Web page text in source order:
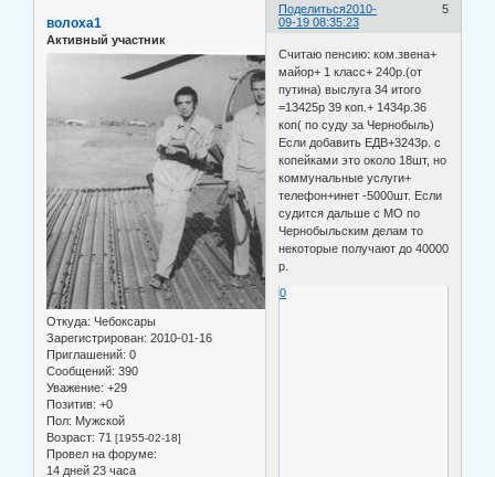
Поделиться 5
2010-
09-19 08:35:23
волоха1
Активный участник
Откуда: Чебоксары
Зарегистрирован: 2010-01-16
Приглашений: 0
Сообщений: 390
Уважение: +29
Позитив: +0
Пол: Мужской
Возраст: 71 [1955-02-18]
Провел на форуме:
14 дней 23 часа
Считаю пенсию: ком.звена+
майор+ 1 класс+ 240р.(от
путина) выслуга 34 итого
=13425р 39 коп.+ 1434р.36
коп( по суду за Чернобыль)
Если добавить ЕДВ+3243р. с
копейками это около 18шт, но
коммунальные услуги+
телефон+инет -5000шт. Если
судится дальше с МО по
Чернобыльским делам то
некоторые получают до 40000
р.
0